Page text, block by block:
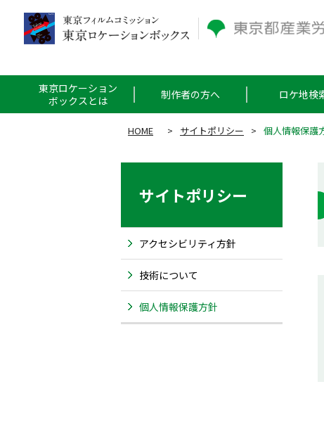
東京ロケーション
ボックスとは
制作者の方へ ロケ地検
HOME > サイトポリシー > 個人情報保護
サイトポリシー
アクセシビリティ方針
技術について
個人情報保護方針